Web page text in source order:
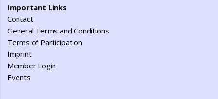
Important Links
Contact
General Terms and Conditions
Terms of Participation
Imprint
Member Login
Events